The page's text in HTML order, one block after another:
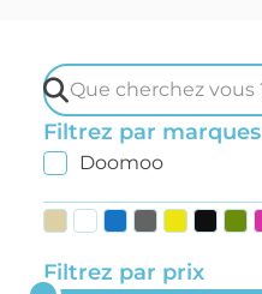
Filtrez par marques
Doomoo
Filtrez par prix